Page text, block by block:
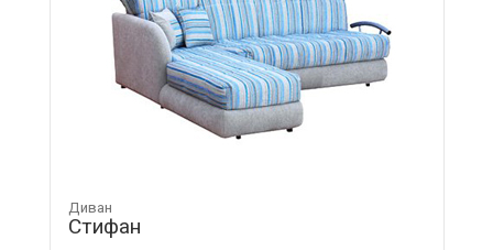
Диван
Стифан